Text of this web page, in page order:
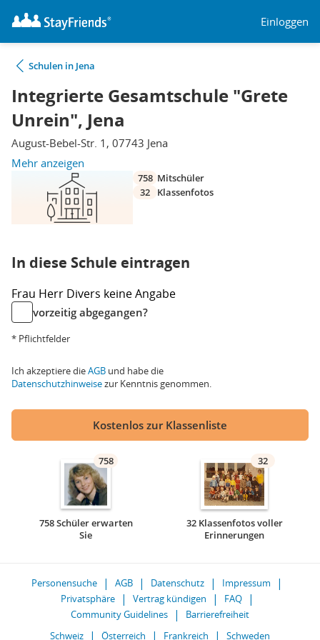
Einloggen
Schulen in Jena
Integrierte Gesamtschule "Grete
Unrein", Jena
August-Bebel-Str. 1, 07743 Jena
Mehr anzeigen
758 Mitschüler
32
Klassenfotos
In diese Schule eintragen
Frau Herr Divers keine Angabe
vorzeitig abgegangen?
* Pflichtfelder
Ich akzeptiere dieAGB und habe die
Datenschutzhinweisezur Kenntnis genommen.
Kostenlos zur Klassenliste
758
758 Schüler erwarten
Sie
32
32 Klassenfotos voller
Erinnerungen
Personensuche AGB Datenschutz
Impressum
Privatsphäre
Vertrag kündigen
FAQ
Community Guidelines
Barrierefreiheit
Schweiz
Österreich Frankreich Schweden